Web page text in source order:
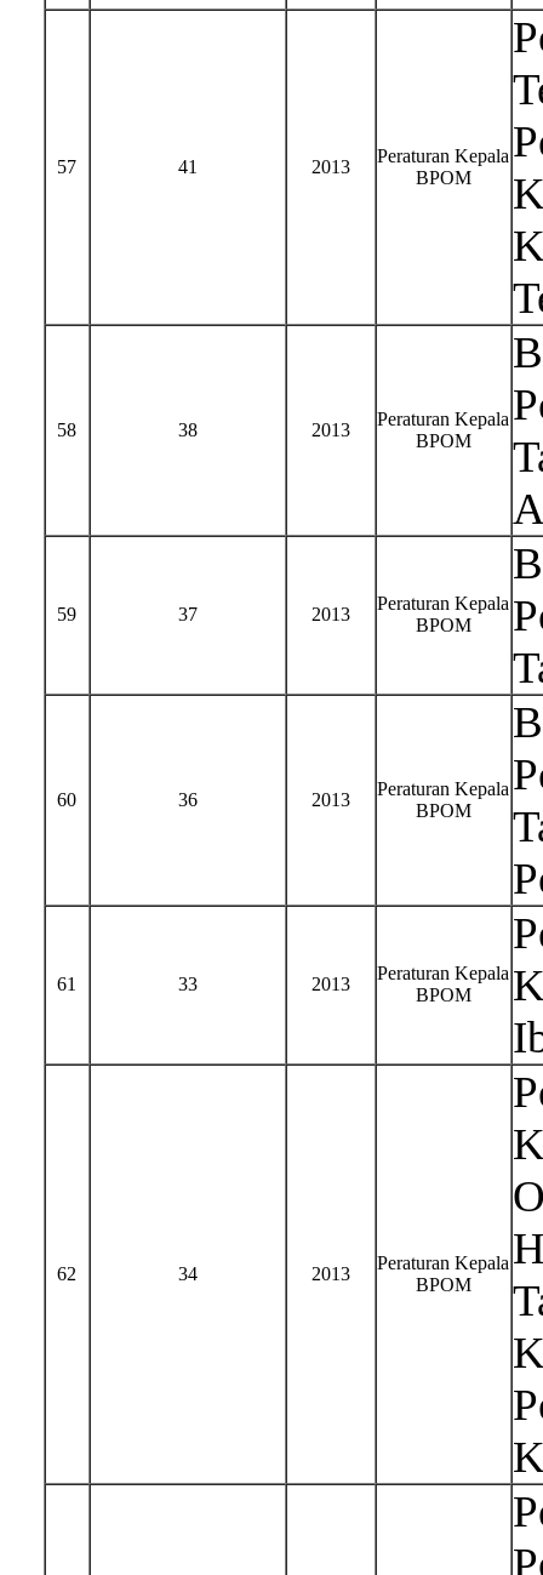
57 41 2013
Peraturan Kepala
BPOM
58 38 2013
Peraturan Kepala
BPOM
59 37 2013
Peraturan Kepala
BPOM
60 36 2013
Peraturan Kepala
BPOM
61 33 2013
Peraturan Kepala
BPOM
62 34 2013
Peraturan Kepala
BPOM